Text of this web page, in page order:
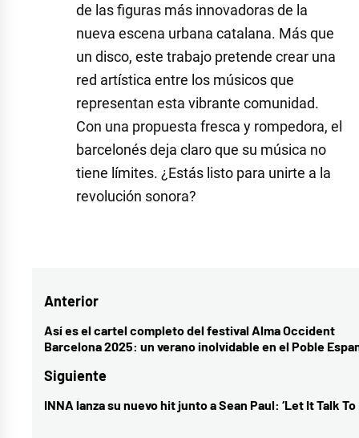
de las figuras más innovadoras de la
nueva escena urbana catalana. Más que
un disco, este trabajo pretende crear una
red artística entre los músicos que
representan esta vibrante comunidad.
Con una propuesta fresca y rompedora, el
barcelonés deja claro que su música no
tiene límites. ¿Estás listo para unirte a la
revolución sonora?
Navegación
de
Anterior
Entrada
anterior:
Así es el cartel completo del festival Alma Occident
Barcelona 2025: un verano inolvidable en el Poble
Siguiente
Entrada
INNA lanza su nuevo hit junto a Sean Paul: ‘Let It Talk To